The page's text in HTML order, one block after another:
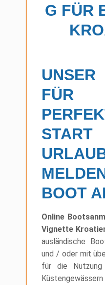
G FÜR
UNSER
FÜR
BOOT
Online
Vignette
ausländische
und / oder mit
für die